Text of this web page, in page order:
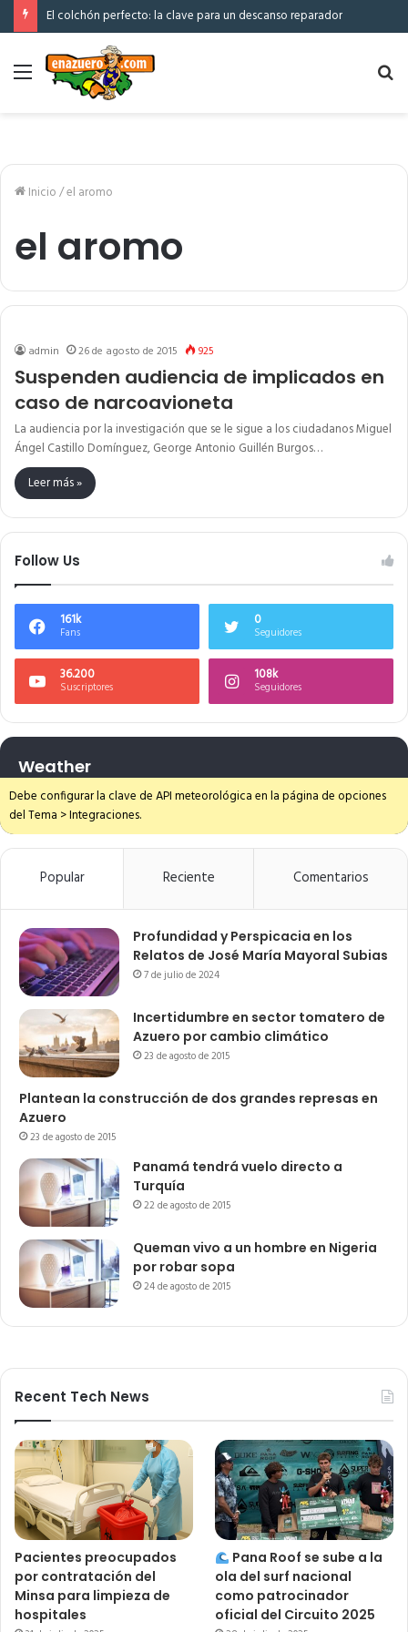
El colchón perfecto: la clave para un descanso reparador
Menú
Inicio/el aromo
el aromo
admin 26 de agosto de 2015 925
Suspenden audiencia de implicados en
caso de narcoavioneta
La audiencia por la investigación que se le sigue a los ciudadanos Miguel
Ángel Castillo Domínguez, George Antonio Guillén Burgos…
Leer más »
Follow Us
161k
Fans
0
Seguidores
36.200
Suscriptores
108k
Seguidores
Weather
Debe configurar la clave de API meteorológica en la página de opciones
del Tema > Integraciones.
Popular Reciente Comentarios
Profundidad y Perspicacia en los
Relatos de José María Mayoral Subias
7 de julio de 2024
Incertidumbre en sector tomatero de
Azuero por cambio climático
23 de agosto de 2015
Plantean la construcción de dos grandes represas en
Azuero
23 de agosto de 2015
Panamá tendrá vuelo directo a
Turquía
22 de agosto de 2015
Queman vivo a un hombre en Nigeria
por robar sopa
24 de agosto de 2015
Recent Tech News
Pacientes preocupados
por contratación del
Minsa para limpieza de
hospitales
Pana Roof se sube a la
ola del surf nacional
como patrocinador
oficial del Circuito 2025